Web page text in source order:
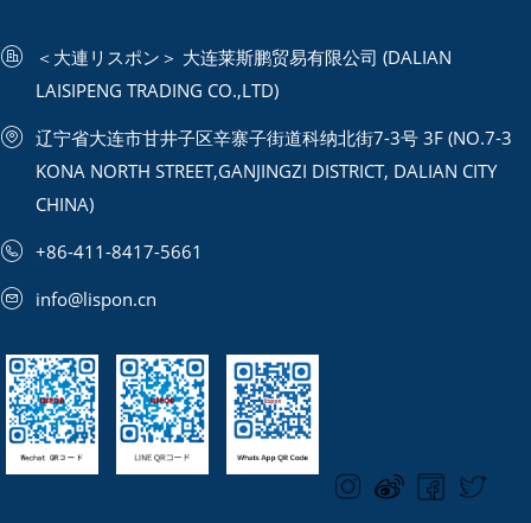
＜大連リスポン＞ 大连莱斯鹏贸易有限公司 (DALIAN
LAISIPENG TRADING CO.,LTD)
辽宁省大连市甘井子区辛寨子街道科纳北街7-3号 3F (NO.7-3
KONA NORTH STREET,GANJINGZI DISTRICT, DALIAN CITY
CHINA)
+86-411-8417-5661
info@lispon.cn